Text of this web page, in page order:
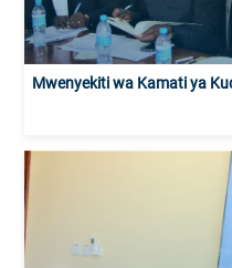
Mwenyekiti wa Kamati ya